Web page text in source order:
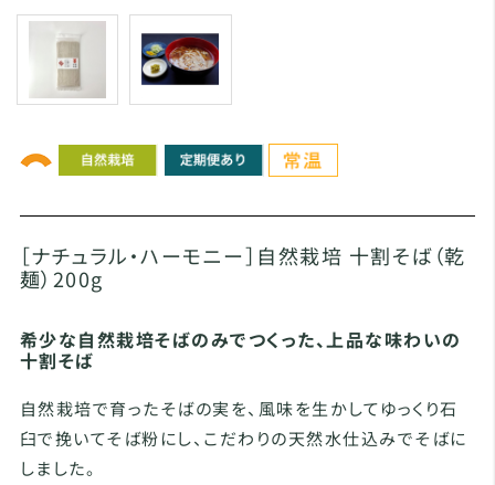
［ナチュラル・ハーモニー］自然栽培 十割そば（乾
麺）200g
希少な自然栽培そばのみでつくった、上品な味わいの
十割そば
自然栽培で育ったそばの実を、風味を生かしてゆっくり石
臼で挽いてそば粉にし、こだわりの天然水仕込みでそばに
しました。